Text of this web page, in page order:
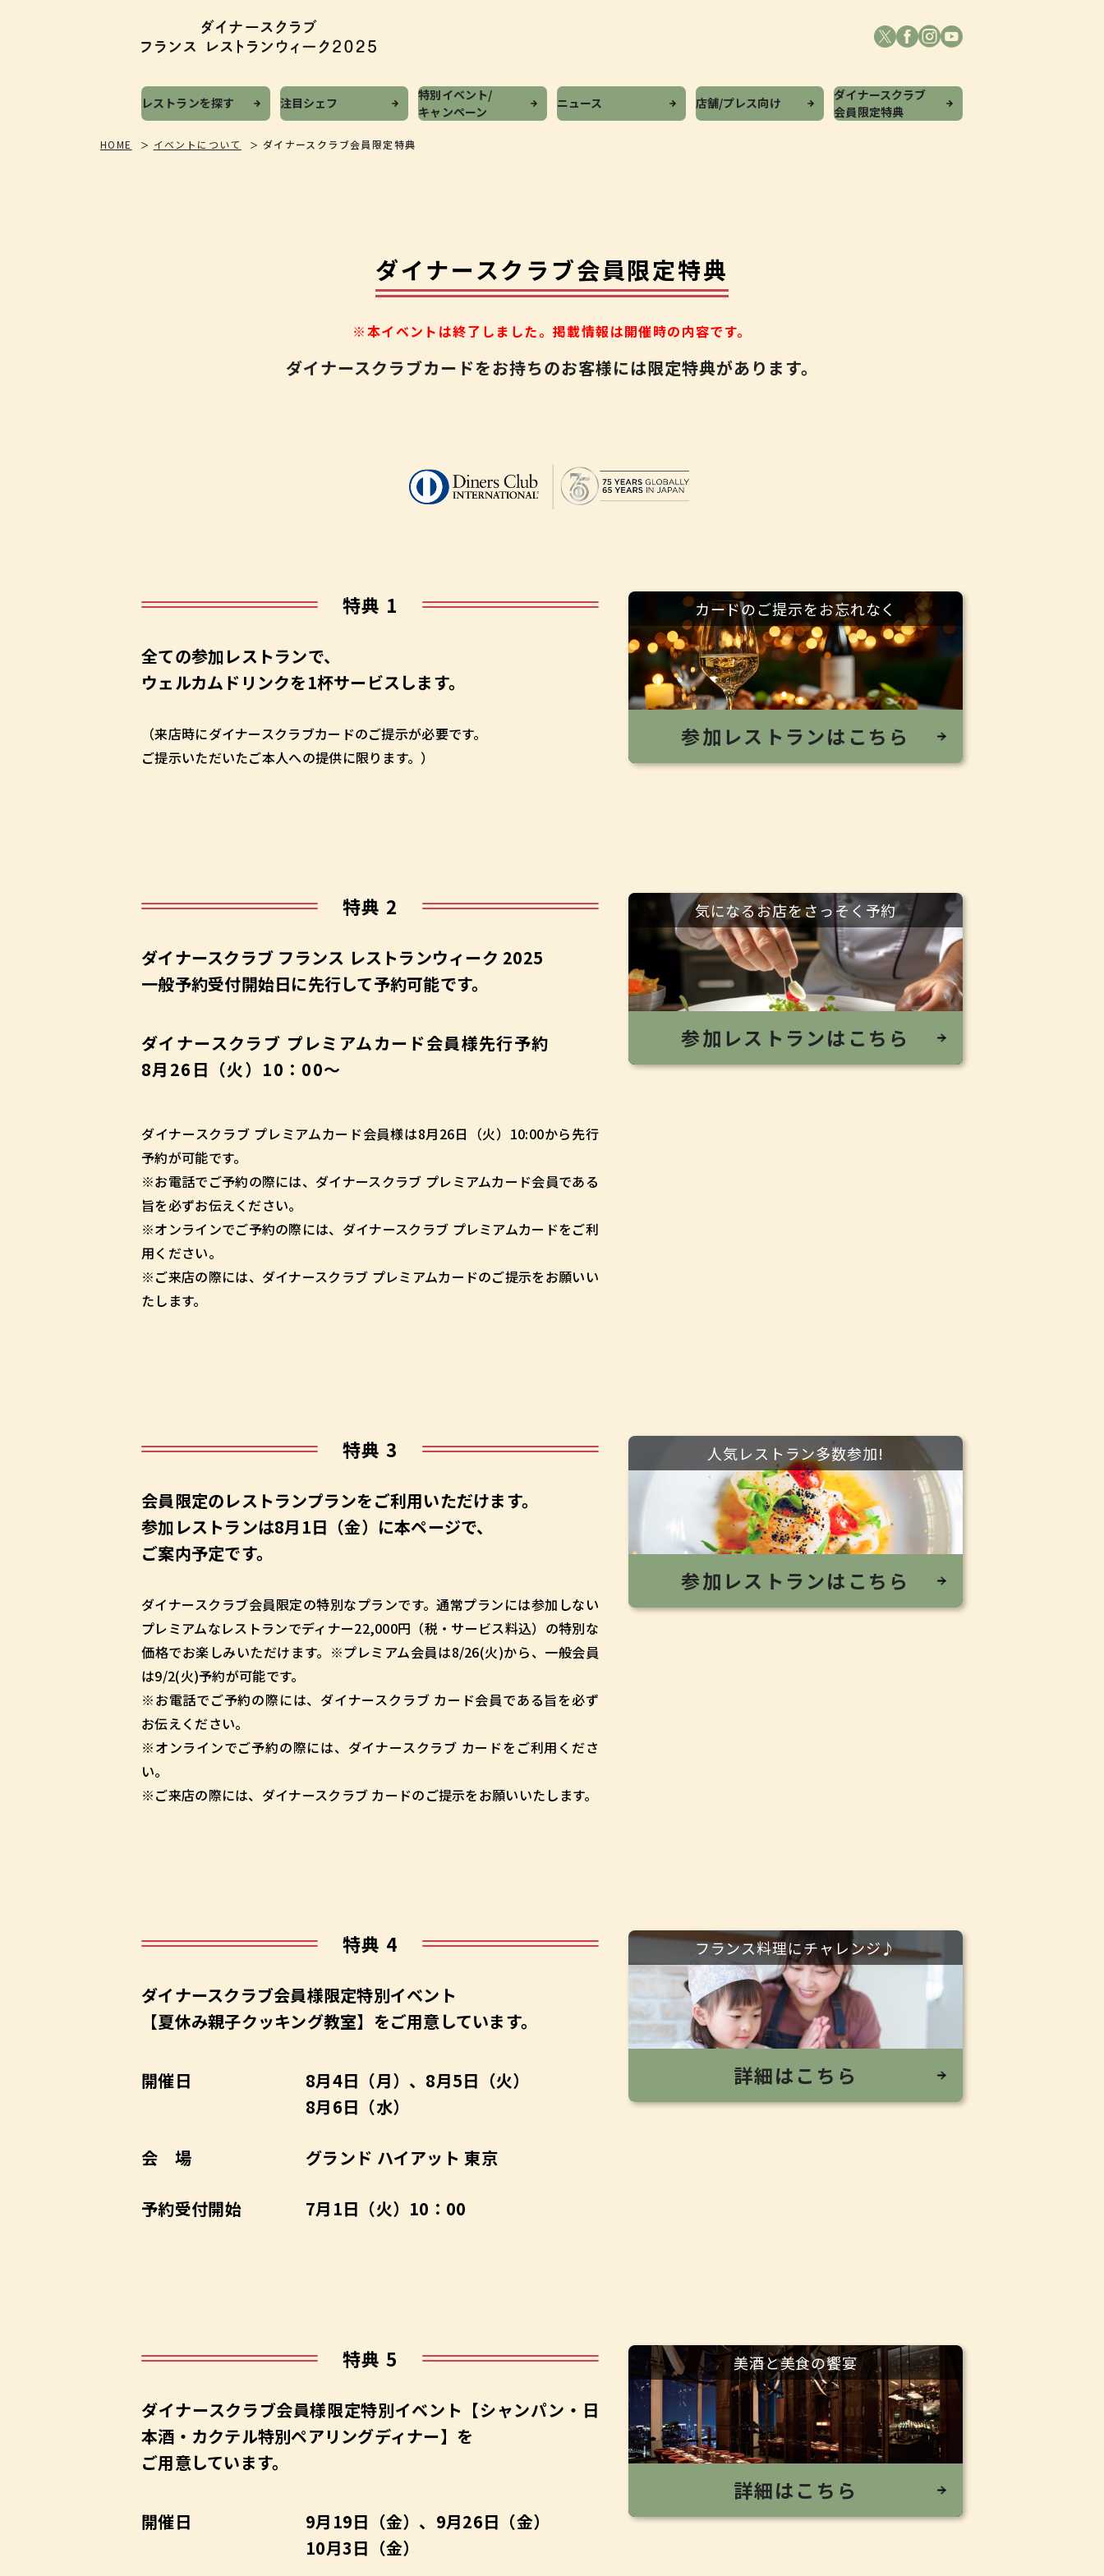
レストランを探す 注目シェフ
特別イベント/
キャンペーン
ニュース 店舗/プレス向け
ダイナースクラブ
会員限定特典
HOME イベントについて ダイナースクラブ会員限定特典
ダイナースクラブ会員限定特典
※本イベントは終了しました。 掲載情報は開催時の内容です。
ダイナースクラブカードをお持ちのお客様には限定特典があります。
特典 1
全ての参加レストランで、
ウェルカムドリンクを1杯サービスします。
（来店時にダイナースクラブカードのご提示が必要です。
ご提示いただいたご本人への提供に限ります。）
カードのご提示をお忘れなく
参加レストランはこちら
特典 2
ダイナースクラブ フランス レストランウィーク 2025
一般予約受付開始日に先行して予約可能です。
ダイナースクラブ プレミアムカード会員様先行予約
8月26日（火）10：00～
ダイナースクラブ プレミアムカード会員様は8月26日（火）10:00から先行
予約が可能です。
※お電話でご予約の際には、ダイナースクラブ プレミアムカード会員である
旨を必ずお伝えください。
※オンラインでご予約の際には、ダイナースクラブ プレミアムカードをご利
用ください。
※ご来店の際には、ダイナースクラブ プレミアムカードのご提示をお願いい
たします。
気になるお店をさっそく予約
参加レストランはこちら
特典 3
会員限定のレストランプランをご利用いただけます。
参加レストランは8月1日（金）に本ページで、
ご案内予定です。
ダイナースクラブ会員限定の特別なプランです。通常プランには参加しない
プレミアムなレストランでディナー22,000円（税・サービス料込）の特別な
価格でお楽しみいただけます。※プレミアム会員は8/26(火)から、一般会員
は9/2(火)予約が可能です。
※お電話でご予約の際には、ダイナースクラブ カード会員である旨を必ず
お伝えください。
※オンラインでご予約の際には、ダイナースクラブ カードをご利用くださ
い。
※ご来店の際には、ダイナースクラブ カードのご提示をお願いいたします。
人気レストラン多数参加!
参加レストランはこちら
特典 4
ダイナースクラブ会員様限定特別イベント
【夏休み親子クッキング教室】をご用意しています。
開催日
8月4日（月）、8月5日（火）
8月6日（水）
会 場 グランド ハイアット 東京
予約受付開始 7月1日（火）10：00
フランス料理にチャレンジ♪
詳細はこちら
特典 5
ダイナースクラブ会員様限定特別イベント 【シャンパン・日
本酒・カクテル特別ペアリングディナー】を
ご用意しています。
開催日
9月19日（金）、9月26日（金）
10月3日（金）
美酒と美食の饗宴
詳細はこちら